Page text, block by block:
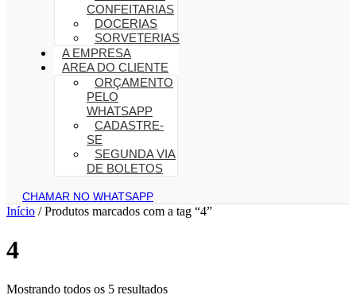
CONFEITARIAS
DOCERIAS
SORVETERIAS
A EMPRESA
AREA DO CLIENTE
ORÇAMENTO
PELO
WHATSAPP
CADASTRE-
SE
SEGUNDA VIA
DE BOLETOS
CHAMAR NO WHATSAPP
Início / Produtos marcados com a tag “4”
4
Mostrando todos os 5 resultados